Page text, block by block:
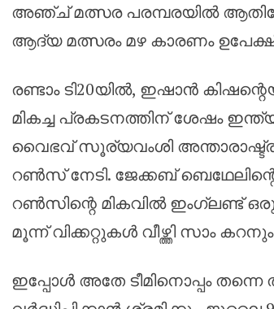
അഞ്ച് മത്സര പരമ്പരയിൽ
ആദ്യ മത്സരം മഴ കാരണം
രണ്ടാം ടി20യിൽ, ഇഷാൻ
മികച്ച പ്രകടനത്തിന് ശേഷം
വൈഭവ് സൂര്യവംശി അന്താരാഷ്ട്ര
റൺസ് നേടി. ജേക്കബ്
റൺസിന്റെ മികവിൽ ഇംഗ്ലണ്ട്
മൂന്ന് വിക്കറ്റുകൾ വീഴ്ത്തി സാം
ഇപ്പോൾ അതേ ടീമിനൊപ്പം